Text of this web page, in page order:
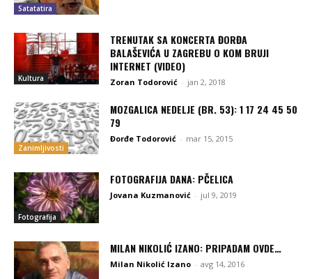
Satatatira
Kultura
TRENUTAK SA KONCERTA ĐORĐA
BALAŠEVIĆA U ZAGREBU O KOM BRUJI
INTERNET (VIDEO)
Zoran Todorović - jan 2, 2018
Zanimljivosti
MOZGALICA NEDELJE (BR. 53): 1 17 24 45 50
79
Đorđe Todorović - mar 15, 2015
Fotografija
FOTOGRAFIJA DANA: PČELICA
Jovana Kuzmanović - jul 9, 2019
MILAN NIKOLIĆ IZANO: PRIPADAM OVDE…
Milan Nikolić Izano - avg 14, 2016